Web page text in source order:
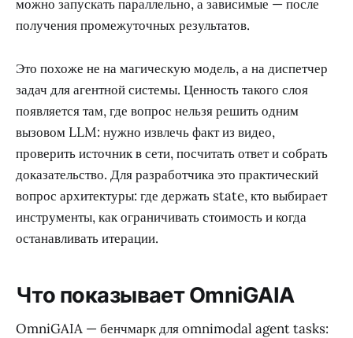
можно запускать параллельно, а зависимые — после
получения промежуточных результатов.
Это похоже не на магическую модель, а на диспетчер
задач для агентной системы. Ценность такого слоя
появляется там, где вопрос нельзя решить одним
вызовом LLM: нужно извлечь факт из видео,
проверить источник в сети, посчитать ответ и собрать
доказательство. Для разработчика это практический
вопрос архитектуры: где держать state, кто выбирает
инструменты, как ограничивать стоимость и когда
останавливать итерации.
Что показывает OmniGAIA
OmniGAIA — бенчмарк для omnimodal agent tasks: